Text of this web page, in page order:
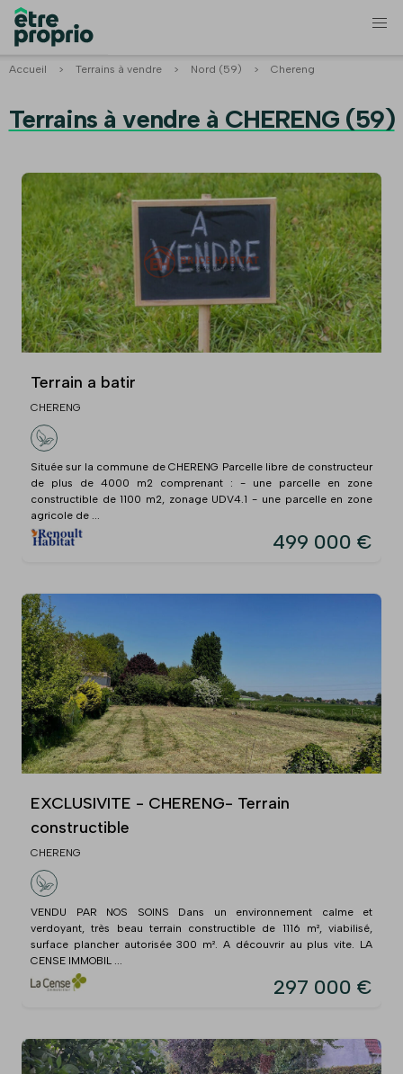
Accueil > Terrains à vendre > Nord (59) > Chereng
Terrains à vendre à CHERENG (59)
Terrain a batir
CHERENG
Située sur la commune de CHERENG Parcelle libre de constructeur
de plus de 4000 m2 comprenant : - une parcelle en zone
constructible de 1100 m2, zonage UDV4.1 - une parcelle en zone
agricole de ...
499 000 €
EXCLUSIVITE - CHERENG- Terrain
constructible
CHERENG
VENDU PAR NOS SOINS Dans un environnement calme et
verdoyant, très beau terrain constructible de 1116 m², viabilisé,
surface plancher autorisée 300 m². A découvrir au plus vite. LA
CENSE IMMOBIL ...
297 000 €